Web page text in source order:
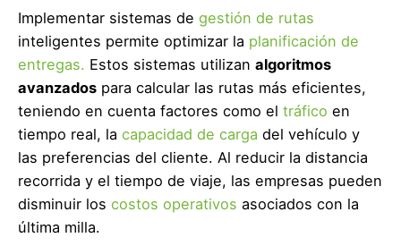
Implementar sistemas de gestión de rutas
inteligentes permite optimizar la planificación de
entregas. Estos sistemas utilizan algoritmos
avanzados para calcular las rutas más eficientes,
teniendo en cuenta factores como el tráfico en
tiempo real, la capacidad de carga del vehículo y
las preferencias del cliente. Al reducir la distancia
recorrida y el tiempo de viaje, las empresas pueden
disminuir los costos operativos asociados con la
última milla.